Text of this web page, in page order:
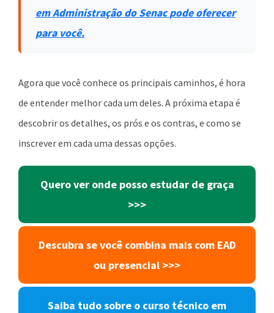
em Administração do Senac pode oferecer
para você.
Agora que você conhece os principais caminhos, é hora
de entender melhor cada um deles. A próxima etapa é
descobrir os detalhes, os prós e os contras, e como se
inscrever em cada uma dessas opções.
Quero ver onde posso estudar de graça
>>>
Descubra se você combina mais com EAD
ou presencial >>>
Saiba tudo sobre o curso técnico em